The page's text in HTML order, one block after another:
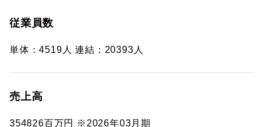
従業員数
単体：4519人 連結：20393人
売上高
354826百万円 ※2026年03月期